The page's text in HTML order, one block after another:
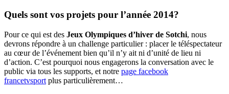
Quels sont vos projets pour l’année 2014?
Pour ce qui est des Jeux Olympiques d’hiver de Sotchi, nous
devrons répondre à un challenge particulier : placer le téléspectateur
au cœur de l’événement bien qu’il n’y ait ni d’unité de lieu ni
d’action. C’est pourquoi nous engagerons la conversation avec le
public via tous les supports, et notre page facebook
francetvsport plus particulièrement…